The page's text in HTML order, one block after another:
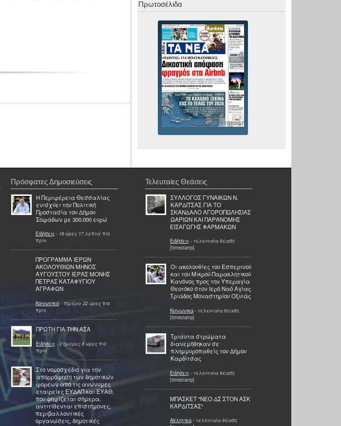
Πρωτοσέλιδα
Πρόσφατες Δημοσιεύσεις
Η Περιφέρεια Θεσσαλίας
ενισχύει την Πολιτική
Προστασία του Δήμου
Σοφάδων με 300.000 ευρώ
Ειδήσεις - 18 ώρες 17 λεπτά πιο
πριν
ΠΡΟΓΡΑΜΜΑ ΙΕΡΩΝ
ΑΚΟΛΟΥΘΙΩΝ ΜΗΝΟΣ
ΑΥΓΟΥΣΤΟΥ ΙΕΡΑΣ ΜΟΝΗΣ
ΠΕΤΡΑΣ ΚΑΤΑΦΥΓΙΟΥ
ΑΓΡΑΦΩΝ
Κοινωνικά - 1ημέρα 22 ώρες πιο
πριν
ΠΡΩΤΗ ΓΙΑ ΤΗΝ ΑΣΑ
Ειδήσεις - 2 ημέρες 8 ώρες πιο
πριν
Στο νομοσχέδιο για την
απορρόφηση των δημοτικών
φορέων από τις ανώνυμες
εταιρείες ΕΥΔΑΠ και ΕΥΑΘ,
που ψηφίζεται σήμερα,
αντιτίθενται επιστήμονες,
περιβαλλοντικές
οργανώσεις, δημοτικές
Τελευταίες Θεάσεις
ΣΥΛΛΟΓΟΣ ΓΥΝΑΙΚΩΝ Ν.
ΚΑΡΔΙΤΣΑΣ ΓΙΑ ΤΟ
ΣΚΑΝΔΑΛΟ ΑΓΟΡΟΠΩΛΗΣΙΑΣ
ΩΑΡΙΩΝ ΚΑΙ ΠΑΡΑΝΟΜΗΣ
ΕΙΣΑΓΩΓΗΣ ΦΑΡΜΑΚΩΝ
Ειδήσεις - τελευταία θέαση
[timestamp]
Οι ακολουθίες του Εσπερινού
και του Μικρού Παρακλητικού
Κανόνος προς την Υπεραγία
Θεοτόκο στον Ιερό Ναό Αγίας
Τριάδος Μοναστηρίου Οξυιάς
Κοινωνικά - τελευταία θέαση
[timestamp]
Τριάντα στρώματα
διανεμήθηκαν σε
πλημμυροπαθείς του Δήμου
Καρδίτσας
Ειδήσεις - τελευταία θέαση
[timestamp]
ΜΠΑΣΚΕΤ ''ΝΕΟ ΔΣ ΣΤΟΝ ΑΣΚ
ΚΑΡΔΙΤΣΑΣ''
Αθλητικά - τελευταία θέαση